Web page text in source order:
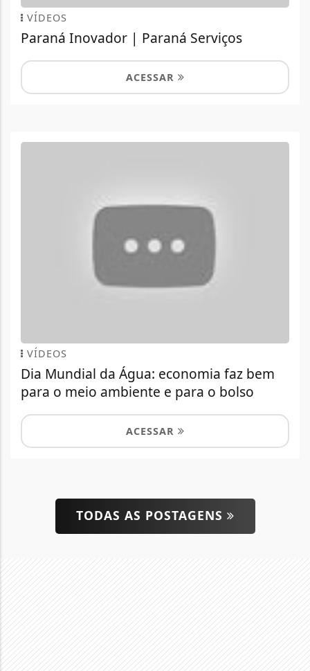
VÍDEOS
Paraná Inovador | Paraná Serviços
ACESSAR
VÍDEOS
Dia Mundial da Água: economia faz bem
para o meio ambiente e para o bolso
ACESSAR
TODAS AS POSTAGENS